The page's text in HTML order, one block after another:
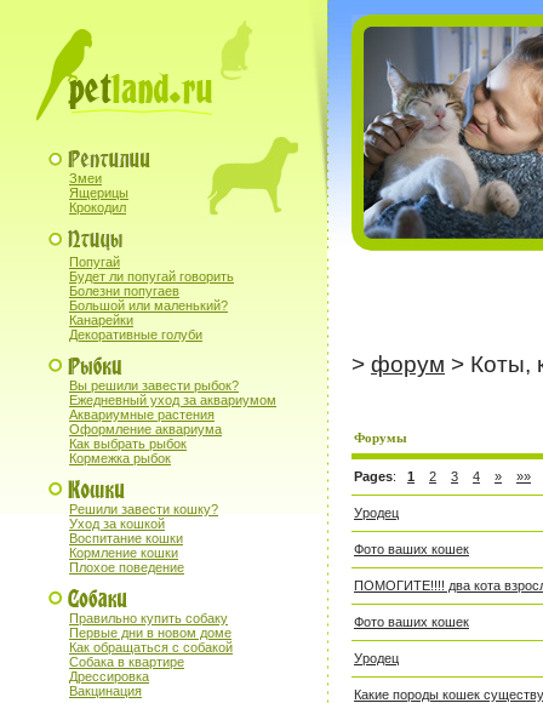
Змеи
Ящерицы
Крокодил
Попугай
Будет ли попугай говорить
Болезни попугаев
Большой или маленький?
Канарейки
Декоративные голуби
Вы решили завести рыбок?
Ежедневный уход за аквариумом
Аквариумные растения
Оформление аквариума
Как выбрать рыбок
Кормежка рыбок
Решили завести кошку?
Уход за кошкой
Воспитание кошки
Кормление кошки
Плохое поведение
Правильно купить собаку
Первые дни в новом доме
Как обращаться с собакой
Собака в квартире
Дрессировка
Вакцинация
> форум > Коты,
Форумы
Pages: 1 2 3 4 » »»
Уродец
Фото ваших кошек
ПОМОГИТЕ!!!! два кота
Фото ваших кошек
Уродец
Какие породы кошек